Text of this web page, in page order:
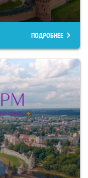
ПОДРОБНЕЕ